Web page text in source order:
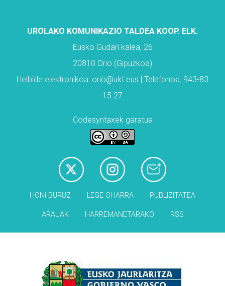
UROLAKO KOMUNIKAZIO TALDEA KOOP. ELK.
Eusko Gudari kalea, 26
20810 Orio (Gipuzkoa)
Helbide elektronikoa: orio@ukt.eus | Telefonoa: 943-83
15 27
Codesyntaxek garatua
HONI BURUZ LEGE OHARRA PUBLIZITATEA
ARAUAK HARREMANETARAKO RSS